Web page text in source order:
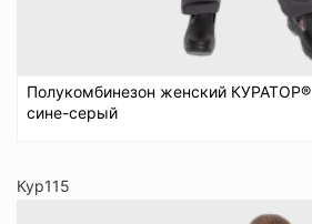
Полукомбинезон женский КУРАТОР®
сине-серый
Кур115